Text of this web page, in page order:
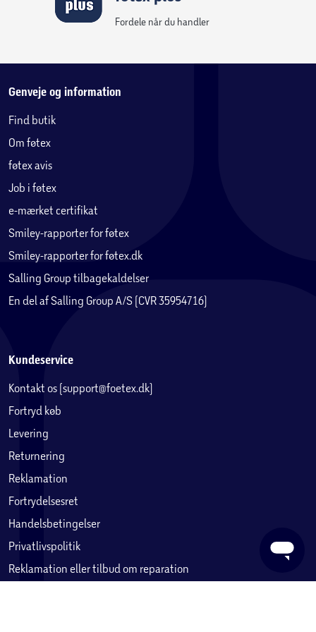
Vær med til at hylde Disney og Pixar-karakterer
Fordele når du handler
Genveje og information
Find butik
Om føtex
føtex avis
Job i føtex
e-mærket certifikat
Smiley-rapporter for føtex
Smiley-rapporter for føtex.dk
Salling Group tilbagekaldelser
En del af Salling Group A/S (CVR 35954716)
Kundeservice
Kontakt os (support@foetex.dk)
Fortryd køb
Levering
Returnering
Reklamation
Fortrydelsesret
Handelsbetingelser
Privatlivspolitik
Reklamation eller tilbud om reparation